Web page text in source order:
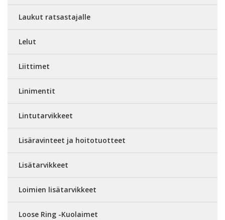
Laukut ratsastajalle
Lelut
Liittimet
Linimentit
Lintutarvikkeet
Lisäravinteet ja hoitotuotteet
Lisätarvikkeet
Loimien lisätarvikkeet
Loose Ring -Kuolaimet